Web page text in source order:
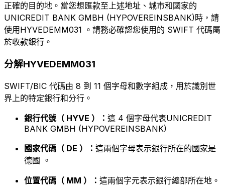
正確的目的地。當您想匯款至上述地址、城市和國家的
UNICREDIT BANK GMBH (HYPOVEREINSBANK)時，請
使用HYVEDEMM031 。請務必確認您使用的 SWIFT 代碼屬
於收款銀行。
分解HYVEDEMM031
SWIFT/BIC 代碼由 8 到 11 個字母和數字組成，用於識別世
界上的特定銀行和分行。
銀行代號（ HYVE ）： 這 4 個字母代表UNICREDIT
BANK GMBH (HYPOVEREINSBANK)
國家代碼（ DE ）： 這兩個字母表示銀行所在的國家是
德國 。
位置代碼（ MM ）： 這兩個字元表示銀行總部所在地。